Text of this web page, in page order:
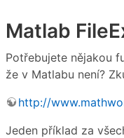
Matlab
Potřebujete nějakou
že v Matlabu není?
http://
Jeden příklad za